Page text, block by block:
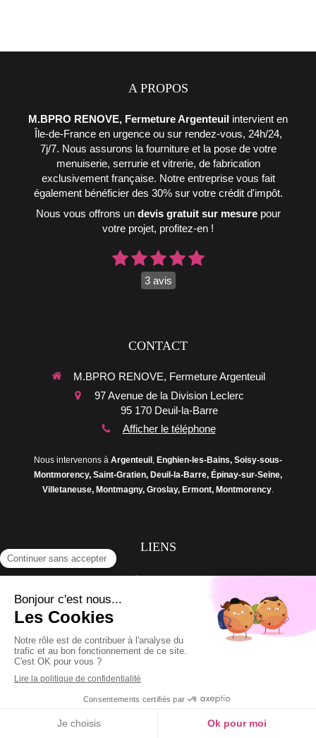
A PROPOS
M.BPRO RENOVE, Fermeture Argenteuil intervient en
Île-de-France en urgence ou sur rendez-vous, 24h/24,
7j/7. Nous assurons la fourniture et la pose de votre
menuiserie, serrurie et vitrerie, de fabrication
exclusivement française. Notre entreprise vous fait
également bénéficier des 30% sur votre crédit d'impôt.
Nous vous offrons un devis gratuit sur mesure pour
votre projet, profitez-en !
3 avis
CONTACT
M.BPRO RENOVE, Fermeture Argenteuil
97 Avenue de la Division Leclerc
95 170 Deuil-la-Barre
Afficher le téléphone
Nous intervenons à Argenteuil Enghien-les-Bains, Soisy-sous-
Montmorency, Saint-Gratien, Deuil-la-Barre, Épinay-sur-Seine,
Villetaneuse, Montmagny, Groslay, Ermont, Montmorency
LIENS
Accueil
Serrurerie
Témoignages
Devis gratuit
Contact